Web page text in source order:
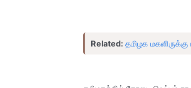
Related: தமிழக